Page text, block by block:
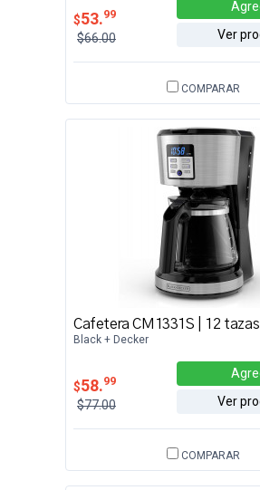
$53.99
$66.00
Ver
COMPARAR
Cafetera CM1331S | 12 tazas
Black + Decker
$58.99
$77.00
Ver
COMPARAR